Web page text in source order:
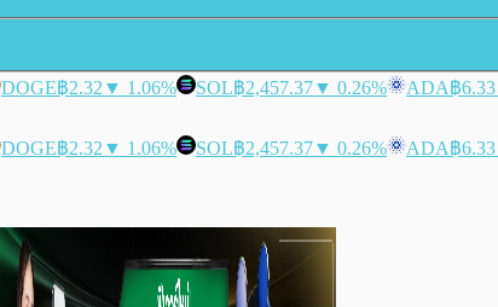
DOGE฿2.32 ▼ 1.06% SOL฿2,457.37▼ 0.26% ADA฿6.33
DOGE฿2.32 ▼ 1.06% SOL฿2,457.37▼ 0.26% ADA฿6.33